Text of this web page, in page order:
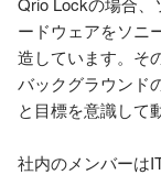
ードウェアをソニ
造しています。そ
バックグラウンド
と目標を意識して
社内のメンバーは